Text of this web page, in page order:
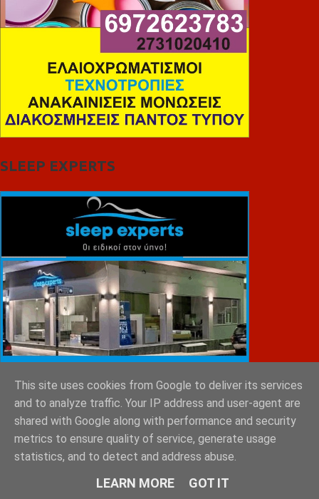
SLEEP EXPERTS
This site uses cookies from Google to deliver its services
and to analyze traffic. Your IP address and user-agent are
shared with Google along with performance and security
metrics to ensure quality of service, generate usage
statistics, and to detect and address abuse.
LEARN MORE GOT IT